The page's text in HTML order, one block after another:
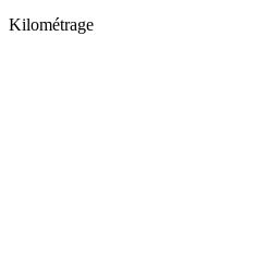
Kilométrage